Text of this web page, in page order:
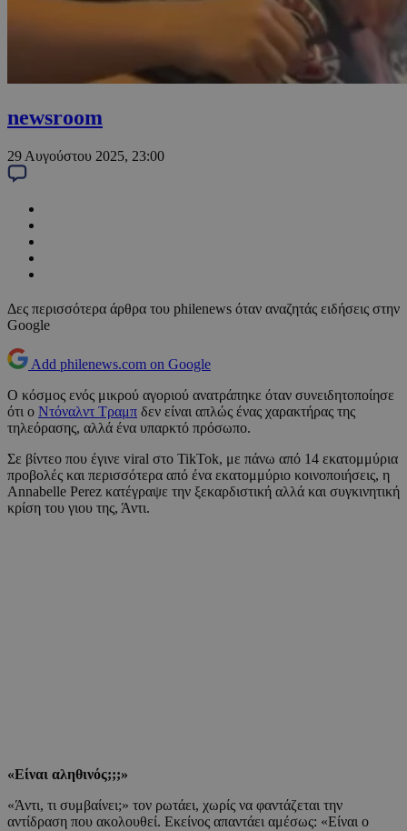
newsroom
29 Αυγούστου 2025, 23:00
Δες περισσότερα άρθρα του philenews όταν αναζητάς ειδήσεις στην
Google
Add philenews.com on Google
Ο κόσμος ενός μικρού αγοριού ανατράπηκε όταν συνειδητοποίησε
ότι ο Ντόναλντ Τραμπ δεν είναι απλώς ένας χαρακτήρας της
τηλεόρασης, αλλά ένα υπαρκτό πρόσωπο.
Σε βίντεο που έγινε viral στο TikTok, με πάνω από 14 εκατομμύρια
προβολές και περισσότερα από ένα εκατομμύριο κοινοποιήσεις, η
Annabelle Perez κατέγραψε την ξεκαρδιστική αλλά και συγκινητική
κρίση του γιου της, Άντι.
«Είναι αληθινός;;;»
«Άντι, τι συμβαίνει;» τον ρωτάει, χωρίς να φαντάζεται την
αντίδραση που ακολουθεί. Εκείνος απαντάει αμέσως: «Είναι ο